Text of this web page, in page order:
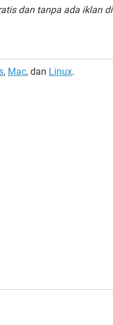
dan tanpa ada iklan di
, Mac, dan Linux.